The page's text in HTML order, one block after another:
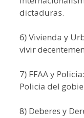
dictaduras.
6) Vivienda y
vivir
7) FFAA y
Policia del
8) Deberes y